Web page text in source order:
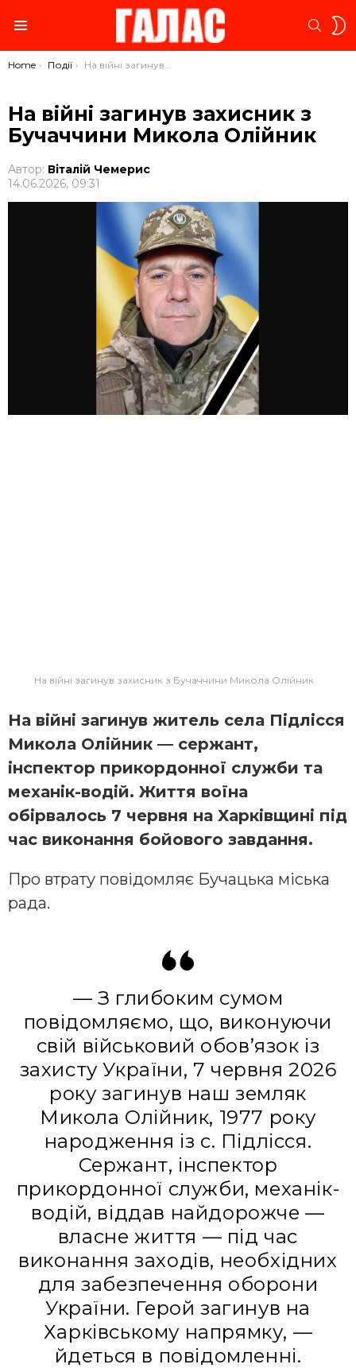
You are here:
Home Події На війні загинув захисник з Бучаччини Микола Олійник
На війні загинув захисник з
Бучаччини Микола Олійник
Автор: Віталій Чемерис
14.06.2026, 09:31
На війні загинув захисник з Бучаччини Микола Олійник
На війні загинув житель села Підлісся
Микола Олійник — сержант,
інспектор прикордонної служби та
механік-водій. Життя воїна
обірвалось 7 червня на Харківщині під
час виконання бойового завдання.
Про втрату повідомляє Бучацька міська
рада.
— З глибоким сумом
повідомляємо, що, виконуючи
свій військовий обов’язок із
захисту України, 7 червня 2026
року загинув наш земляк
Микола Олійник, 1977 року
народження із с. Підлісся.
Сержант, інспектор
прикордонної служби, механік-
водій, віддав найдорожче —
власне життя — під час
виконання заходів, необхідних
для забезпечення оборони
України. Герой загинув на
Харківському напрямку, —
йдеться в повідомленні.